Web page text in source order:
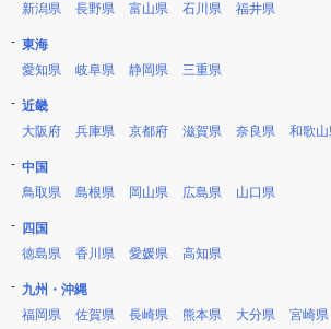
新潟県
長野県 富山県 石川県 福井県
東海
愛知県
岐阜県 静岡県 三重県
近畿
大阪府
兵庫県 京都府 滋賀県 奈良県 和歌
中国
鳥取県
島根県 岡山県 広島県 山口県
四国
徳島県
香川県 愛媛県 高知県
九州・沖縄
福岡県
佐賀県 長崎県 熊本県 大分県 宮崎県